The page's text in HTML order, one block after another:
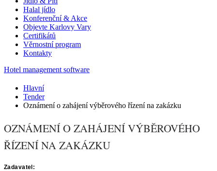
Halal jídlo
Konferenční & Akce
Objevte Karlovy Vary
Certifikátů
Věrnostní program
Kontakty
Hotel management software
Hlavní
Tender
Oznámení o zahájení výběrového řízení na zakázku
OZNÁMENÍ O ZAHÁJENÍ VÝBĚROVÉHO
ŘÍZENÍ NA ZAKÁZKU
Zadavatel: